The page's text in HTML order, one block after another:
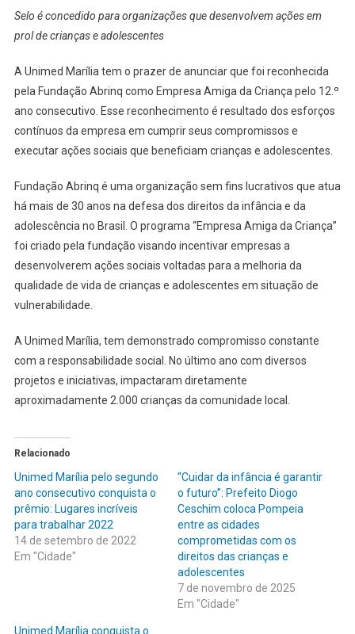
Selo é concedido para organizações que desenvolvem ações em
prol de crianças e adolescentes
A Unimed Marília tem o prazer de anunciar que foi reconhecida
pela Fundação Abrinq como Empresa Amiga da Criança pelo 12.º
ano consecutivo. Esse reconhecimento é resultado dos esforços
contínuos da empresa em cumprir seus compromissos e
executar ações sociais que beneficiam crianças e adolescentes.
Fundação Abrinq é uma organização sem fins lucrativos que atua
há mais de 30 anos na defesa dos direitos da infância e da
adolescência no Brasil. O programa “Empresa Amiga da Criança”
foi criado pela fundação visando incentivar empresas a
desenvolverem ações sociais voltadas para a melhoria da
qualidade de vida de crianças e adolescentes em situação de
vulnerabilidade.
A Unimed Marília, tem demonstrado compromisso constante
com a responsabilidade social. No último ano com diversos
projetos e iniciativas, impactaram diretamente
aproximadamente 2.000 crianças da comunidade local.
Relacionado
Unimed Marília pelo segundo
ano consecutivo conquista o
prêmio: Lugares incríveis
para trabalhar 2022
14 de setembro de 2022
Em "Cidade"
“Cuidar da infância é garantir
o futuro”: Prefeito Diogo
Ceschim coloca Pompeia
entre as cidades
comprometidas com os
direitos das crianças e
adolescentes
7 de novembro de 2025
Em "Cidade"
Unimed Marília conquista o